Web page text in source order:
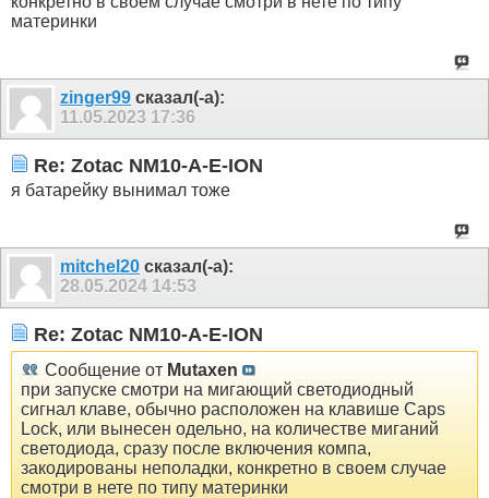
материнки
zinger99 сказал(-а):
11.05.2023 17:36
Re: Zotac NM10-A-E-ION
я батарейку вынимал тоже
mitchel20 сказал(-а):
28.05.2024 14:53
Re: Zotac NM10-A-E-ION
Сообщение от Mutaxen
при запуске смотри на мигающий светодиодный
сигнал клаве, обычно расположен на клавише Caps
Lock, или вынесен одельно, на количестве миганий
светодиода, сразу после включения компа,
закодированы неполадки, конкретно в своем случае
смотри в нете по типу материнки